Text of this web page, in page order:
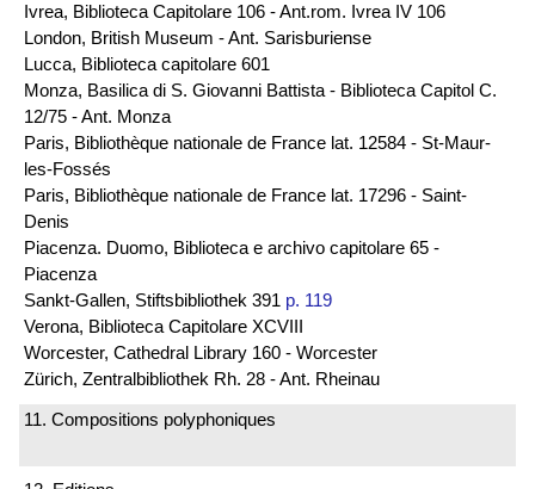
Ivrea, Biblioteca Capitolare 106 - Ant.rom. Ivrea IV 106
London, British Museum - Ant. Sarisburiense
Lucca, Biblioteca capitolare 601
Monza, Basilica di S. Giovanni Battista - Biblioteca Capitol C.
12/75 - Ant. Monza
Paris, Bibliothèque nationale de France lat. 12584 - St-Maur-
les-Fossés
Paris, Bibliothèque nationale de France lat. 17296 - Saint-
Denis
Piacenza. Duomo, Biblioteca e archivo capitolare 65 -
Piacenza
Sankt-Gallen, Stiftsbibliothek 391 p. 119
Verona, Biblioteca Capitolare XCVIII
Worcester, Cathedral Library 160 - Worcester
Zürich, Zentralbibliothek Rh. 28 - Ant. Rheinau
11. Compositions polyphoniques